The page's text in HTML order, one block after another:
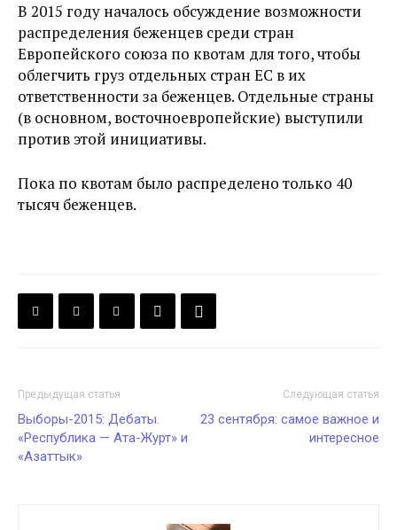
В 2015 году началось обсуждение возможности
распределения беженцев среди стран
Европейского союза по квотам для того, чтобы
облегчить груз отдельных стран ЕС в их
ответственности за беженцев. Отдельные страны
(в основном, восточноевропейские) выступили
против этой инициативы.
Пока по квотам было распределено только 40
тысяч беженцев.
Предыдущая статья
Выборы-2015: Дебаты.
«Республика — Ата-Журт» и
«Азаттык»
Следующая статья
23 сентября: самое важное и
интересное